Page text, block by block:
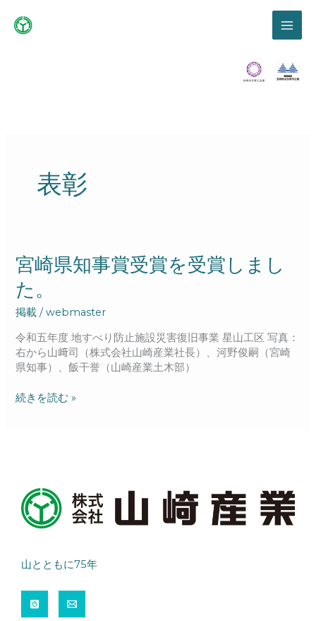
表彰
宮崎県知事賞受賞を受賞しまし
た。
掲載 /webmaster
令和五年度 地すべり防止施設災害復旧事業 星山工区 写真：
右から山﨑司（株式会社山崎産業社長）、河野俊嗣（宮崎
県知事）、飯干誉（山崎産業土木部）
宮
崎
県
知
事
賞
受
賞
受
賞
続きを読む »
山とともに75年